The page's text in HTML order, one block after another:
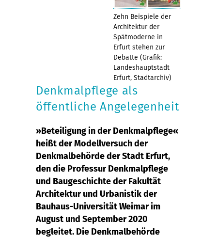
Zehn Beispiele der
Architektur der
Spätmoderne in
Erfurt stehen zur
Debatte (Grafik:
Landeshauptstadt
Erfurt, Stadtarchiv)
Denkmalpflege als
öffentliche Angelegenheit
»Beteiligung in der Denkmalpflege«
heißt der Modellversuch der
Denkmalbehörde der Stadt Erfurt,
den die Professur Denkmalpflege
und Baugeschichte der Fakultät
Architektur und Urbanistik der
Bauhaus-Universität Weimar im
August und September 2020
begleitet. Die Denkmalbehörde